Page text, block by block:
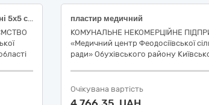
Серветки марлеві медичні нестерильні 5х5 см, 8 шарів нестерильні
пластир медичний
КОМУНАЛЬНЕ НЕКОМЕРЦІЙНЕ
«Медичний центр Феодосіївської
ради» Обухівського району
Очікувана вартість